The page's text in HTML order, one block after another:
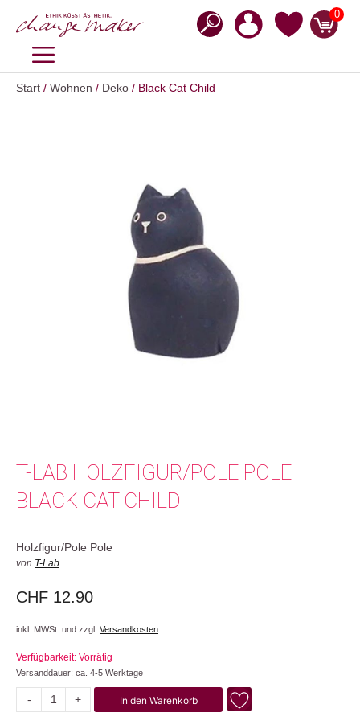
Inhalt
0
MENÜ
Start / Wohnen / Deko / Black Cat Child
T-LAB HOLZFIGUR/POLE POLE
BLACK CAT CHILD
Holzfigur/Pole Pole
von T-Lab
CHF 12.90
inkl. MWSt. und zzgl. Versandkosten
Verfügbarkeit: Vorrätig
Versanddauer: ca. 4-5 Werktage
- + In den Warenkorb